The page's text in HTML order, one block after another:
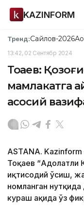
KAZINFORM
Тренд:Сайлов-2026
13:42, 02 Сентябр 2024
Тоқаев:
мамлакатга
асосий
ASTANA.
Тоқаев “Адолатли
иқтисодий ўсиш,
номланган
кураш ҳақида ўз